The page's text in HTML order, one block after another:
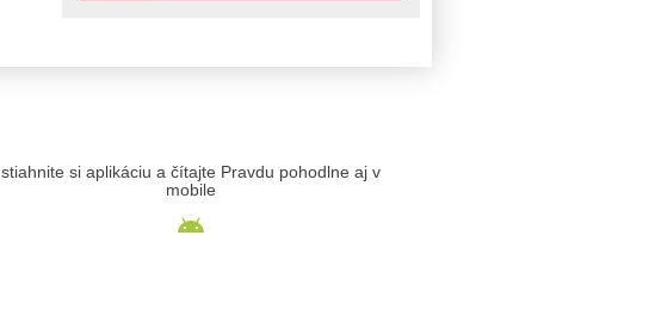
stiahnite si aplikáciu a čítajte Pravdu pohodlne aj v
mobile